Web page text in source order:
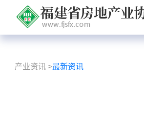
产业资讯 >最新资讯